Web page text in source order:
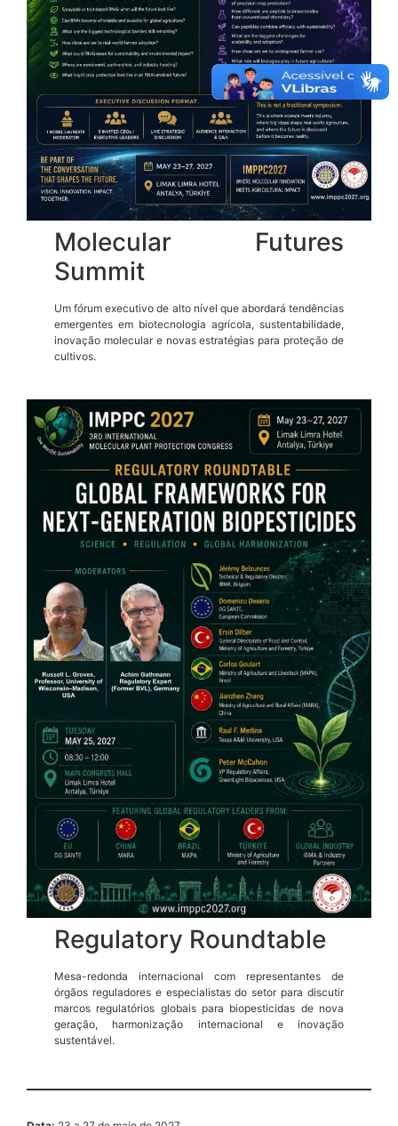
Molecular Futures
Summit
Um fórum executivo de alto nível que abordará tendências
emergentes em biotecnologia agrícola, sustentabilidade,
inovação molecular e novas estratégias para proteção de
cultivos.
Regulatory Roundtable
Mesa-redonda internacional com representantes de
órgãos reguladores e especialistas do setor para discutir
marcos regulatórios globais para biopesticidas de nova
geração, harmonização internacional e inovação
sustentável.